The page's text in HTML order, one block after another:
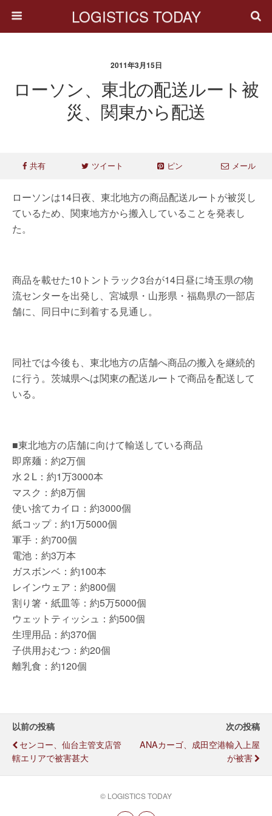
LOGISTICS TODAY
2011年3月15日
ローソン、東北の配送ルート被
災、関東から配送
共有 ツイート ピン メール
ローソンは14日夜、東北地方の商品配送ルートが被災し
ているため、関東地方から搬入していることを発表し
た。
商品を載せた10トントラック3台が14日昼に埼玉県の物
流センターを出発し、宮城県・山形県・福島県の一部店
舗に、同日中に到着する見通し。
同社では今後も、東北地方の店舗へ商品の搬入を継続的
に行う。茨城県へは関東の配送ルートで商品を配送して
いる。
■東北地方の店舗に向けて輸送している商品
即席麺：約2万個
水２L：約1万3000本
マスク：約8万個
使い捨てカイロ：約3000個
紙コップ：約1万5000個
軍手：約700個
電池：約3万本
ガスボンベ：約100本
レインウェア：約800個
割り箸・紙皿等：約5万5000個
ウェットティッシュ：約500個
生理用品：約370個
子供用おむつ：約20個
離乳食：約120個
以前の投稿
センコー、仙台主管支店管
轄エリアで被害甚大
次の投稿
ANAカーゴ、成田空港輸入上屋
が被害
© LOGISTICS TODAY